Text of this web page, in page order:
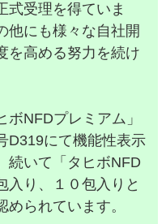
式受理を得ていま
他にも様々な自社開
を高める努力を続け
NFDプレミアム」
D319にて機能性表示
続いて「タヒボNFD
入り、１０包入りと
られています。